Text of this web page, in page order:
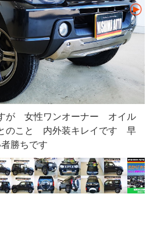
が 女性ワンオーナー オイル
のこと 内外装キレイです 早
勝ちです